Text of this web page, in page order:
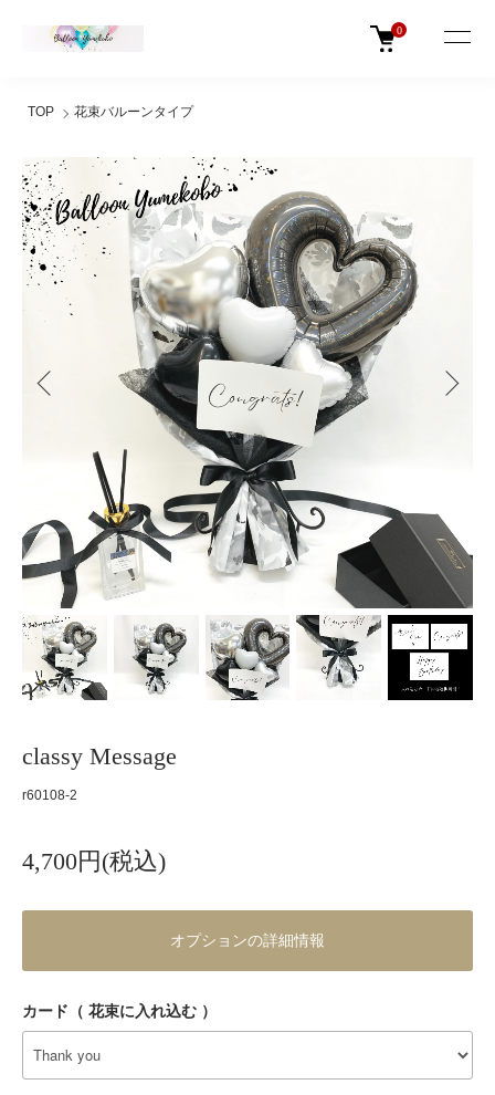
0
TOP 花束バルーンタイプ
classy Message
r60108-2
4,700円(税込)
オプションの詳細情報
カード（ 花束に入れ込む ）